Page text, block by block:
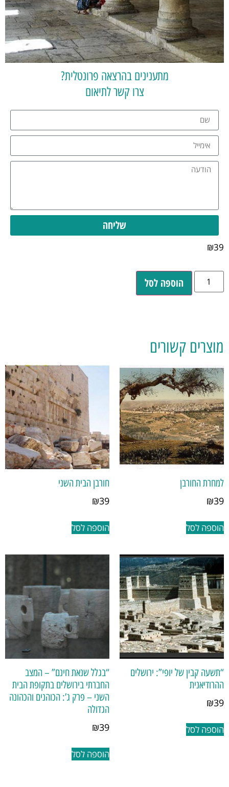
מתענינים בהרצאה פרונטלית?
צרו קשר לתיאום
שליחה
₪39
הוספה לסל
מוצרים קשורים
למחרת החורבן
₪39
הוספה לסל
חורבן הבית השני
₪39
הוספה לסל
“תשעה קבין של יופי”: ירושלים
ההרודיאנית
₪39
הוספה לסל
“בגלל שנאת חינם” – המצב
החברתי בירושלים בתקופת הבית
השני – פרק ג’: הכוהנים והכהונה
הגדולה
₪39
הוספה לסל